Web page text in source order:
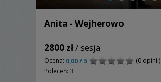
Anita - Wejherowo
2800 zł/ sesja
Ocena: 0,00 / 5
(0 opinii)
Poleceń: 3